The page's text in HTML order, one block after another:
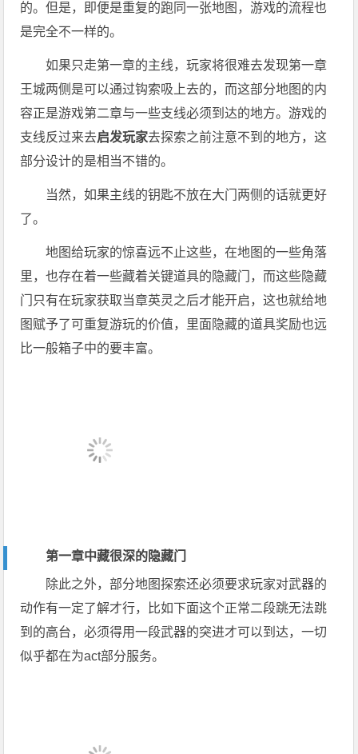
的。但是，即便是重复的跑同一张地图，游戏的流程也
是完全不一样的。
如果只走第一章的主线，玩家将很难去发现第一章
王城两侧是可以通过钩索吸上去的，而这部分地图的内
容正是游戏第二章与一些支线必须到达的地方。游戏的
支线反过来去启发玩家去探索之前注意不到的地方，这
部分设计的是相当不错的。
当然，如果主线的钥匙不放在大门两侧的话就更好
了。
地图给玩家的惊喜远不止这些，在地图的一些角落
里，也存在着一些藏着关键道具的隐藏门，而这些隐藏
门只有在玩家获取当章英灵之后才能开启，这也就给地
图赋予了可重复游玩的价值，里面隐藏的道具奖励也远
比一般箱子中的要丰富。
第一章中藏很深的隐藏门
除此之外，部分地图探索还必须要求玩家对武器的
动作有一定了解才行，比如下面这个正常二段跳无法跳
到的高台，必须得用一段武器的突进才可以到达，一切
似乎都在为act部分服务。